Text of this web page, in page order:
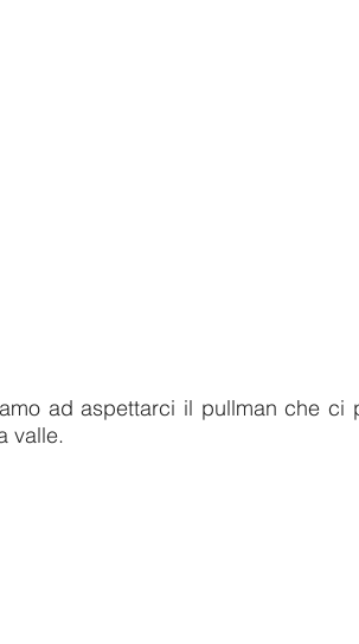
ad aspettarci il pullman che ci
valle.